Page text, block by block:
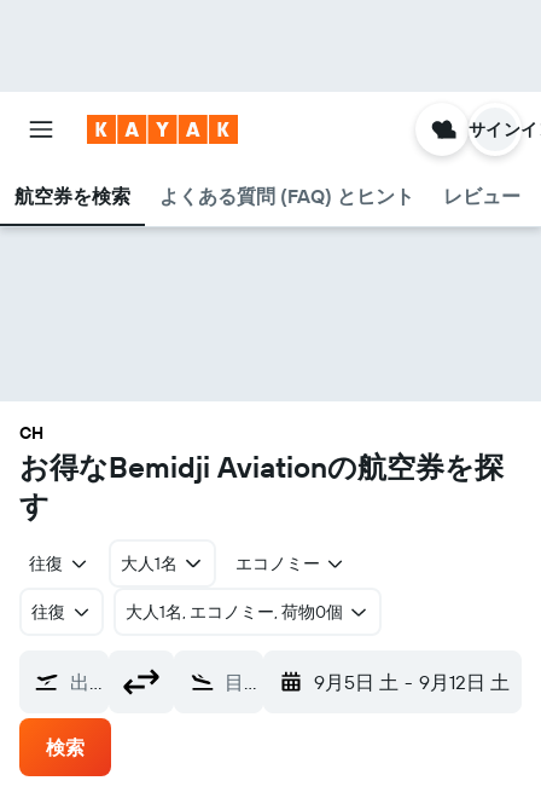
航空券を検索 よくある質問 (FAQ) とヒント レビュー
サイン
CH
お得なBemidji Aviation​の航空券を探
す
往復 大人1名 エコノミー
往復 ​大人1名, エコノミー, 荷物0個
出発地 目的地 9月5日 土 - 9月12日 土
検索